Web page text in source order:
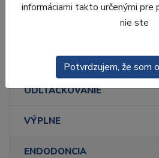
Laboratórium, Zub.
Ordinácia
ODLTAČKOVANIE
VÝPLNE
ENDODONCIA
informáciami takto určenými pre
nie ste
Potvrdzujem, že som